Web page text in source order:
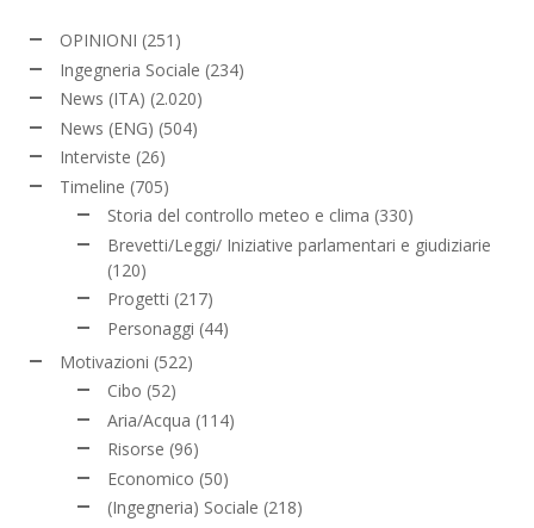
OPINIONI (251)
Ingegneria Sociale (234)
News (ITA) (2.020)
News (ENG) (504)
Interviste (26)
Timeline (705)
Storia del controllo meteo e clima (330)
Brevetti/Leggi/ Iniziative parlamentari e giudiziarie
(120)
Progetti (217)
Personaggi (44)
Motivazioni (522)
Cibo (52)
Aria/Acqua (114)
Risorse (96)
Economico (50)
(Ingegneria) Sociale (218)